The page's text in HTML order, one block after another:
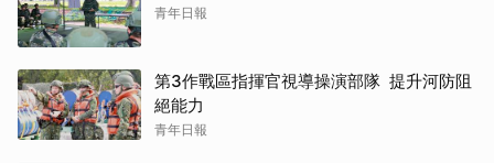
青年日報
第3作戰區指揮官視導操演部隊 提升河防阻
絕能力
青年日報